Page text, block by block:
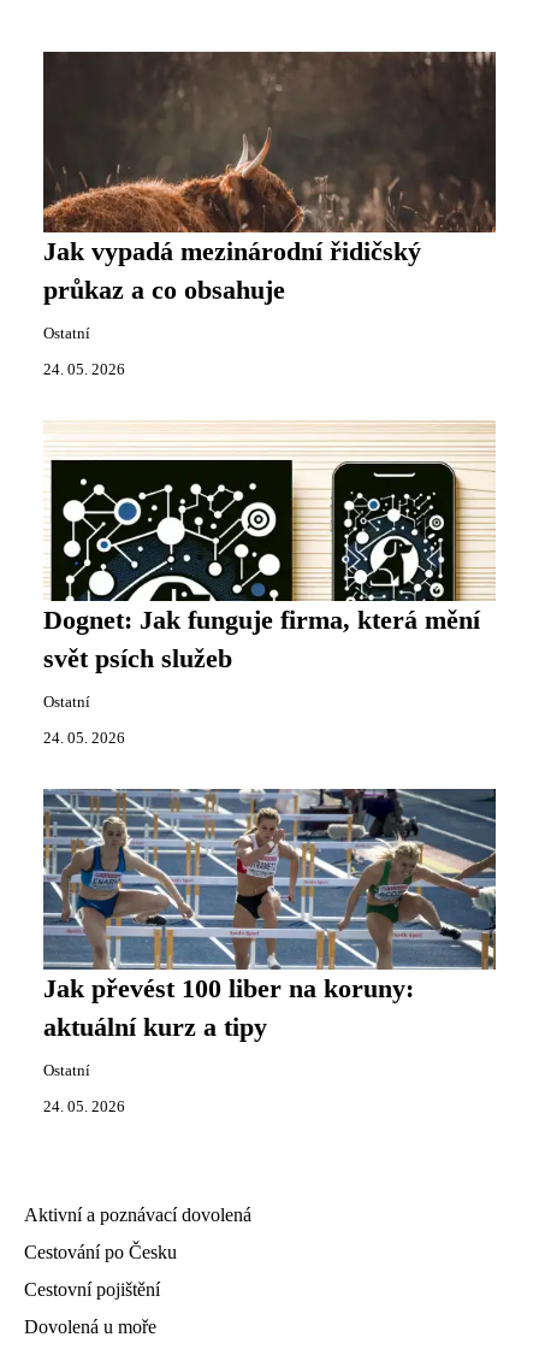
Jak vypadá mezinárodní řidičský
průkaz a co obsahuje
Ostatní
24. 05. 2026
Dognet: Jak funguje firma, která mění
svět psích služeb
Ostatní
24. 05. 2026
Jak převést 100 liber na koruny:
aktuální kurz a tipy
Ostatní
24. 05. 2026
Aktivní a poznávací dovolená
Cestování po Česku
Cestovní pojištění
Dovolená u moře